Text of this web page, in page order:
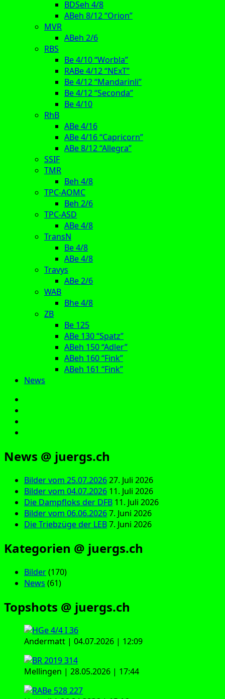
BDSeh 4/8
ABeh 8/12 “Orion”
MVR
ABeh 2/6
RBS
Be 4/10 “Worbla”
RABe 4/12 “NExT”
Be 4/12 “Mandarinli”
Be 4/12 “Seconda”
Be 4/10
RhB
ABe 4/16
ABe 4/16 “Capricorn”
ABe 8/12 “Allegra”
SSIF
TMR
Beh 4/8
TPC-AOMC
Beh 2/6
TPC-ASD
ABe 4/8
TransN
Be 4/8
ABe 4/8
Travys
ABe 2/6
WAB
Bhe 4/8
ZB
Be 125
ABe 130 “Spatz”
ABeh 150 “Adler”
ABeh 160 “Fink”
ABeh 161 “Fink”
News
News @ juergs.ch
Bilder vom 25.07.202627. Juli 2026
Bilder vom 04.07.2026 11. Juli 2026
Die Dampfloks der DFB 11. Juli 2026
Bilder vom 06.06.20267. Juni 2026
Die Triebzüge der LEB7. Juni 2026
Kategorien @ juergs.ch
Bilder(170)
News (61)
Topshots @ juergs.ch
Andermatt | 04.07.2026 | 12:09
Mellingen | 28.05.2026 | 17:44